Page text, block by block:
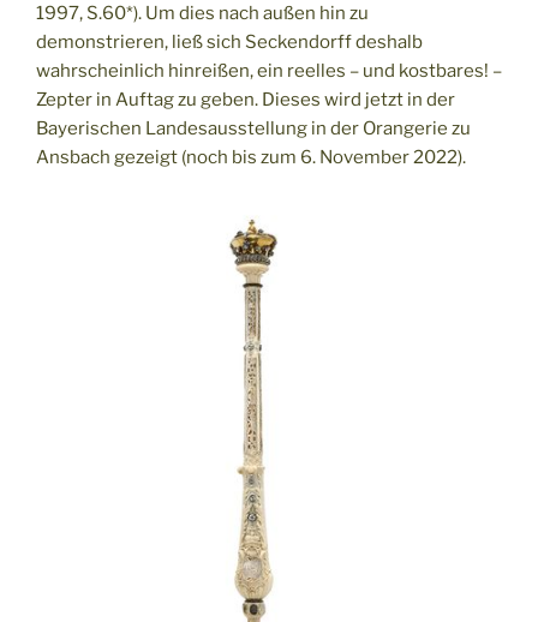
1997, S.60*). Um dies nach außen hin zu
demonstrieren, ließ sich Seckendorff deshalb
wahrscheinlich hinreißen, ein reelles – und kostbares! –
Zepter in Auftag zu geben. Dieses wird jetzt in der
Bayerischen Landesausstellung in der Orangerie zu
Ansbach gezeigt (noch bis zum 6. November 2022).